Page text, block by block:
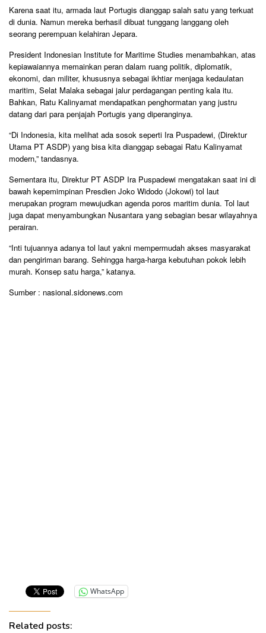
Karena saat itu, armada laut Portugis dianggap salah satu yang terkuat
di dunia. Namun mereka berhasil dibuat tunggang langgang oleh
seorang perempuan kelahiran Jepara.
President Indonesian Institute for Maritime Studies menambahkan, atas
kepiawaiannya memainkan peran dalam ruang politik, diplomatik,
ekonomi, dan militer, khususnya sebagai ikhtiar menjaga kedaulatan
maritim, Selat Malaka sebagai jalur perdagangan penting kala itu.
Bahkan, Ratu Kalinyamat mendapatkan penghormatan yang justru
datang dari para penjajah Portugis yang diperanginya.
“Di Indonesia, kita melihat ada sosok seperti Ira Puspadewi, (Direktur
Utama PT ASDP) yang bisa kita dianggap sebagai Ratu Kalinyamat
modern,” tandasnya.
Sementara itu, Direktur PT ASDP Ira Puspadewi mengatakan saat ini di
bawah kepemimpinan Presdien Joko Widodo (Jokowi) tol laut
merupakan program mewujudkan agenda poros maritim dunia. Tol laut
juga dapat menyambungkan Nusantara yang sebagian besar wilayahnya
perairan.
“Inti tujuannya adanya tol laut yakni mempermudah akses masyarakat
dan pengiriman barang. Sehingga harga-harga kebutuhan pokok lebih
murah. Konsep satu harga,” katanya.
Sumber : nasional.sidonews.com
WhatsApp
Related posts: